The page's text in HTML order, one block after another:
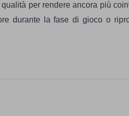
per rendere ancora più
durante la fase di gioco o